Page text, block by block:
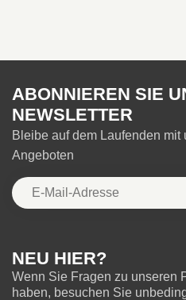
NEU HIER?
Wenn Sie Fragen zu unseren
haben, besuchen Sie
ABONNIEREN SIE
NEWSLETTER
Bleibe auf dem Laufenden mit
Angeboten